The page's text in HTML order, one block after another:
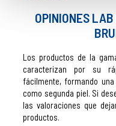
OPINIONES
Los productos de la
caracterizan por su
fácilmente, formando
como segunda piel. Si
las valoraciones que
productos.